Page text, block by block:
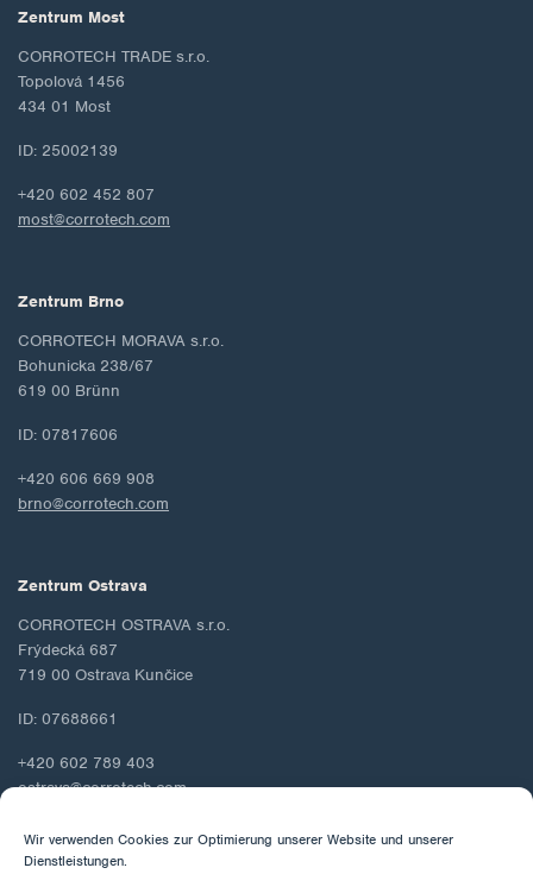
Wir verwenden Cookies zur Optimierung unserer Website und unserer
Dienstleistungen.
Zentrum Most
CORROTECH TRADE s.r.o.
Topolová 1456
434 01 Most
ID: 25002139
+420 602 452 807
most@corrotech.com
Zentrum Brno
CORROTECH MORAVA s.r.o.
Bohunicka 238/67
619 00 Brünn
ID: 07817606
+420 606 669 908
brno@corrotech.com
Zentrum Ostrava
CORROTECH OSTRAVA s.r.o.
Frýdecká 687
719 00 Ostrava Kunčice
ID: 07688661
+420 602 789 403
ostrava@corrotech.com